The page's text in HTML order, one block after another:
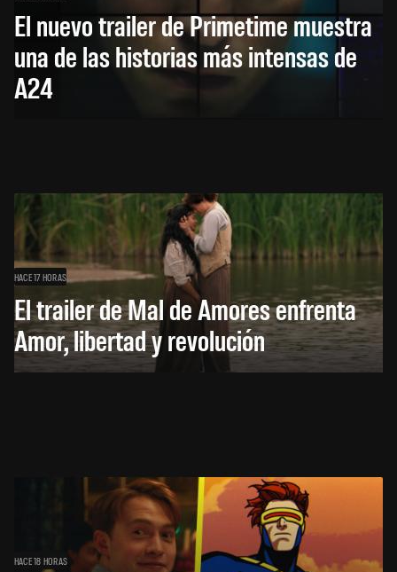
El nuevo trailer de Primetime muestra
una de las historias más intensas de
A24
HACE 17 HORAS
El trailer de Mal de Amores enfrenta
Amor, libertad y revolución
HACE 18 HORAS